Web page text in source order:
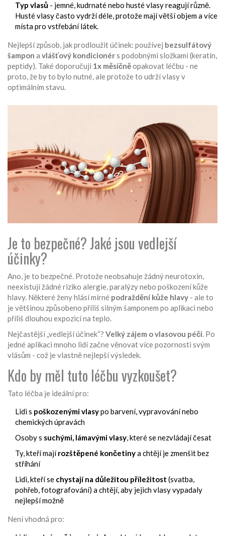
Typ vlasů - jemné, kudrnaté nebo husté vlasy reagují různě.
Husté vlasy často vydrží déle, protože mají větší objem a více
místa pro vstřebání látek.
Nejlepší způsob, jak prodloužit účinek: používej bezsulfátový
šampon a vlášťový kondicionérs podobnými složkami (keratin,
peptidy). Také doporučuji 1x měsíčněopakovat léčbu - ne
proto, že by to bylo nutné, ale protože to udrží vlasy v
optimálním stavu.
Je to bezpečné? Jaké jsou vedlejší
účinky?
Ano, je to bezpečné. Protože neobsahuje žádný neurotoxin,
neexistují žádné riziko alergie, paralýzy nebo poškození kůže
hlavy. Některé ženy hlásí mírné podraždění kůže hlavy - ale to
je většinou způsobeno příliš silným šamponem po aplikaci nebo
příliš dlouhou expozicí na teplo.
Nejčastější „vedlejší účinek“? Velký zájem o vlasovou péči. Po
jedné aplikaci mnoho lidí začne věnovat více pozornosti svým
vlásům - což je vlastně nejlepší výsledek.
Kdo by měl tuto léčbu vyzkoušet?
Tato léčba je ideální pro:
Lidi s poškozenými vlasypo barvení, vypravování nebo
chemických úpravách
Osoby s suchými, lámavými vlasy, které se nezvládají česat
Ty, kteří majírozštěpené končetinya chtějí je zmenšit bez
stříhání
Lidi, kteří se chystají na důležitou příležitost (svatba,
pohřeb, fotografování) a chtějí, aby jejich vlasy vypadaly
nejlepší možně
Není vhodná pro: